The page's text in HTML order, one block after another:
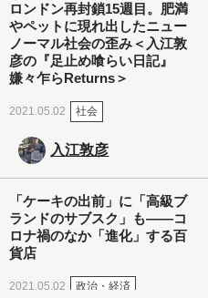
ロンドン再封鎖15週目。肥満
やペットに現れ出したニュー
ノーマル社会の歪み＜入江敦
彦の『足止め喰らい日記』
嫌々乍らReturns＞
2021.05.02 社会
入江敦彦
「ケーキの出前」に「高級ブ
ランドのサブスク」も――コ
ロナ禍のなか「進化」する百
貨店
2021.05.02 政治・経済